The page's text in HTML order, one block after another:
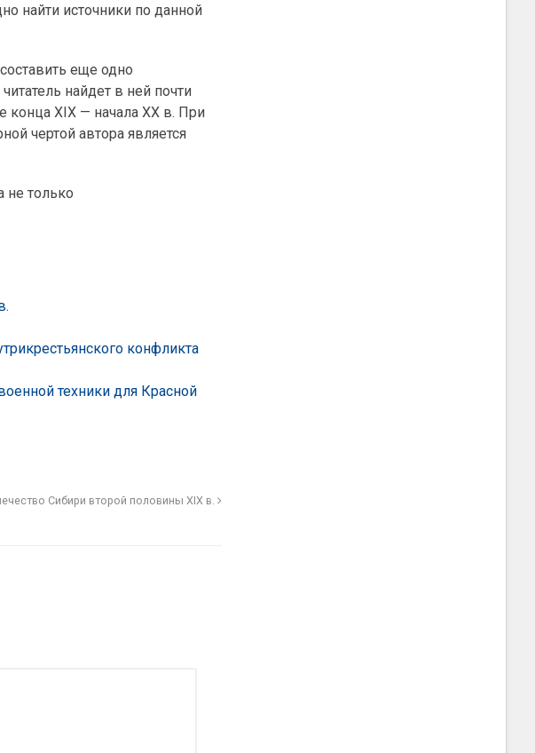
найти источники по данной
еще одно
найдет в ней почти
конца XIX — начала XX в. При
чертой автора является
не только
конфликта
техники для Красной
Сибири второй половины XIX в.